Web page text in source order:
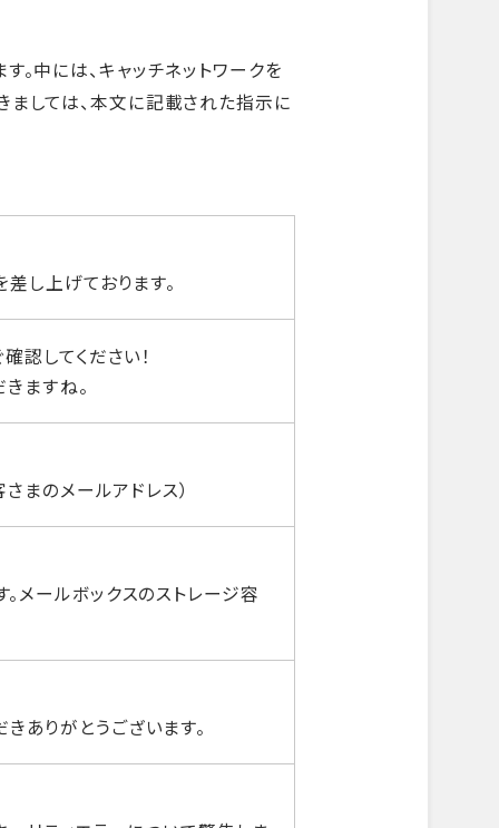
。中には、キャッチネットワークを
ましては、本文に記載された指示に
し上げております。
認してください！
ますね。
まのメールアドレス）
メールボックスのストレージ容
ありがとうございます。